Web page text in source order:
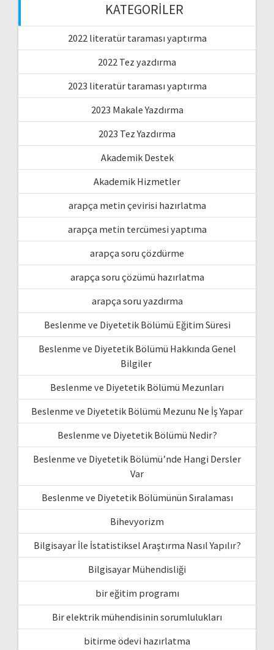
KATEGORILER
2022 literatür taraması yaptırma
2022 Tez yazdırma
2023 literatür taraması yaptırma
2023 Makale Yazdırma
2023 Tez Yazdırma
Akademik Destek
Akademik Hizmetler
arapça metin çevirisi hazırlatma
arapça metin tercümesi yaptıma
arapça soru çözdürme
arapça soru çözümü hazırlatma
arapça soru yazdırma
Beslenme ve Diyetetik Bölümü Eğitim Süresi
Beslenme ve Diyetetik Bölümü Hakkında Genel
Bilgiler
Beslenme ve Diyetetik Bölümü Mezunları
Beslenme ve Diyetetik Bölümü Mezunu Ne İş Yapar
Beslenme ve Diyetetik Bölümü Nedir?
Beslenme ve Diyetetik Bölümü’nde Hangi Dersler
Var
Beslenme ve Diyetetik Bölümünün Sıralaması
Bihevyorizm
Bilgisayar İle İstatistiksel Araştırma Nasıl Yapılır?
Bilgisayar Mühendisliği
bir eğitim programı
Bir elektrik mühendisinin sorumlulukları
bitirme ödevi hazırlatma